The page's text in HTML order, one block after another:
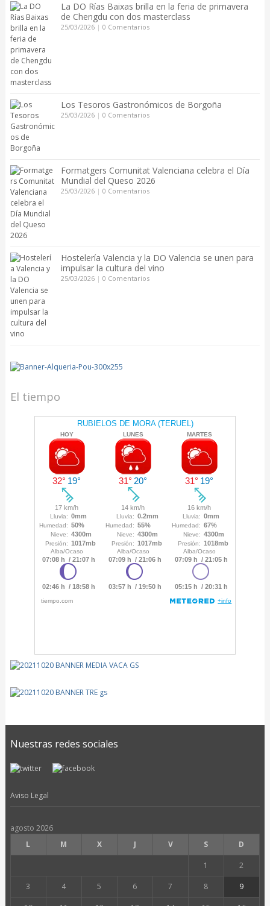
La DO Rías Baixas brilla en la feria de primavera
de Chengdu con dos masterclass
25/03/2026| 0 Comentarios
Los Tesoros Gastronómicos de Borgoña
25/03/2026| 0 Comentarios
Formatgers Comunitat Valenciana celebra el Día
Mundial del Queso 2026
25/03/2026| 0 Comentarios
Hostelería Valencia y la DO Valencia se unen para
impulsar la cultura del vino
25/03/2026| 0 Comentarios
El tiempo
Nuestras redes sociales
Aviso Legal
agosto 2026
L
M X J V S D
1 2
3 4 5 6 7 8 9